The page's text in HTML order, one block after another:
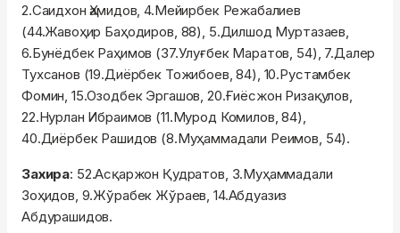
2.Саидхон Ҳамидов, 4.Мейирбек Режабалиев
(44.Жавоҳир Баҳодиров, 88), 5.Дилшод Муртазаев,
6.Бунёдбек Раҳимов (37.Улуғбек Маратов, 54), 7.Далер
Тухсанов (19.Диёрбек Тожибоев, 84), 10.Рустамбек
Фомин, 15.Озодбек Эргашов, 20.Ғиёсжон Ризақулов,
22.Нурлан Ибраимов (11.Мурод Комилов, 84),
40.Диёрбек Рашидов (8.Муҳаммадали Реимов, 54).
Захира: 52.Асқаржон Қудратов, 3.Муҳаммадали
Зоҳидов, 9.Жўрабек Жўраев, 14.Абдуазиз
Абдурашидов.